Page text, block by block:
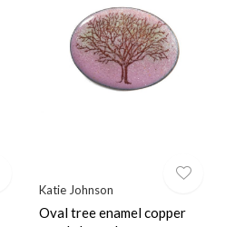
Katie Johnson
Oval tree enamel copper